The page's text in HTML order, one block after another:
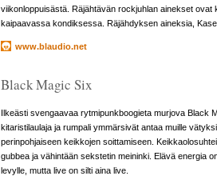
viikonloppuisästä. Räjähtävän rockjuhlan ainekset
kaipaavassa kondiksessa. Räjähdyksen aineksia,
www.blaudio.net
Black Magic Six
Ilkeästi svengaavaa rytmipunkboogieta murjova Black
kitaristilaulaja ja rumpali ymmärsivät antaa muille
perinpohjaiseen keikkojen soittamiseen.
gubbea ja vähintään sekstetin meininki. Elävä energia
levylle, mutta live on silti aina live.